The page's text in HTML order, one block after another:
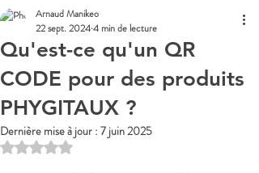
Qu'est-ce qu'un QR
CODE pour des produits
PHYGITAUX ?
Arnaud Manikeo
22 sept. 20244 min de lecture
Dernière mise à jour : 7 juin 2025
Noté NaN étoiles sur 5.